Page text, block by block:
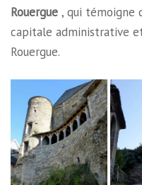
Rouergue , qui témoigne
capitale administrative
Rouergue.